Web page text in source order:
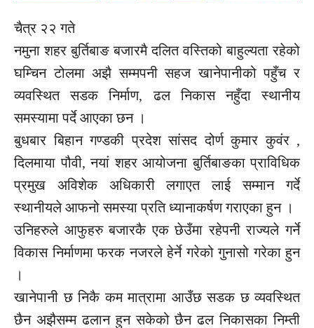
चैत्र २२ गते
नमुना शहर बुर्तिबाङ बजारमै दलित वस्तिको बाहुल्यता रहेको
घम्चिन टोलमा अझै सम्मपनी सहज खानेपानीको पहुँच र
व्यवस्थित सडक निर्माण, ढल निकास नहुँदा स्थानीय
समस्यामा पर्दे आएका छन ।
बुधबार बिहान गण्डकी प्रदेश सांसद दोर्ण कुमार कुवंर ,
दिलमाया पौवी, नयां शहर आयोजना बुर्तिबाङका प्राविधिक
प्रमुख अविशेक अधिकारी लगाएत लाई सम्मान गर्दे
स्थानीयले आफनो समस्या प्रति ध्यानाकर्षण गराएका हुन ।
उनिहरुले आफुहरु बजारकै एक छेउँमा रहेपनी राज्यले गर्ने
विकास निर्माणमा फरक नजरले हेर्ने गरेको गुनासो गरेका हुन
।
खानेपानी छ निकै कम मात्रामा आउँछ सडक छ व्यवस्थित
छैन अझैसम्म ढलान हुन सकेको छैन ढल निकासका निम्ती